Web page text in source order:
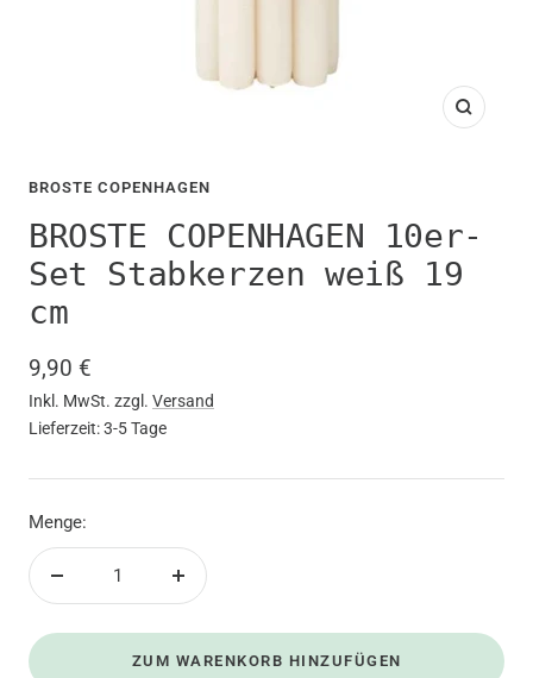
Zoom
BROSTE COPENHAGEN
BROSTE COPENHAGEN 10er-
Set Stabkerzen weiß 19
cm
Angebotspreis
9,90 €
Inkl. MwSt. zzgl. Versand
Lieferzeit: 3-5 Tage
Menge:
Menge
ZUM WARENKORB HINZUFÜGEN